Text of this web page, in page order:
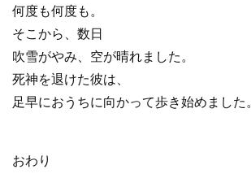
何度も何度も。
そこから、数日
吹雪がやみ、空が晴れました。
死神を退けた彼は、
足早におうちに向かって歩き始めました。
おわり